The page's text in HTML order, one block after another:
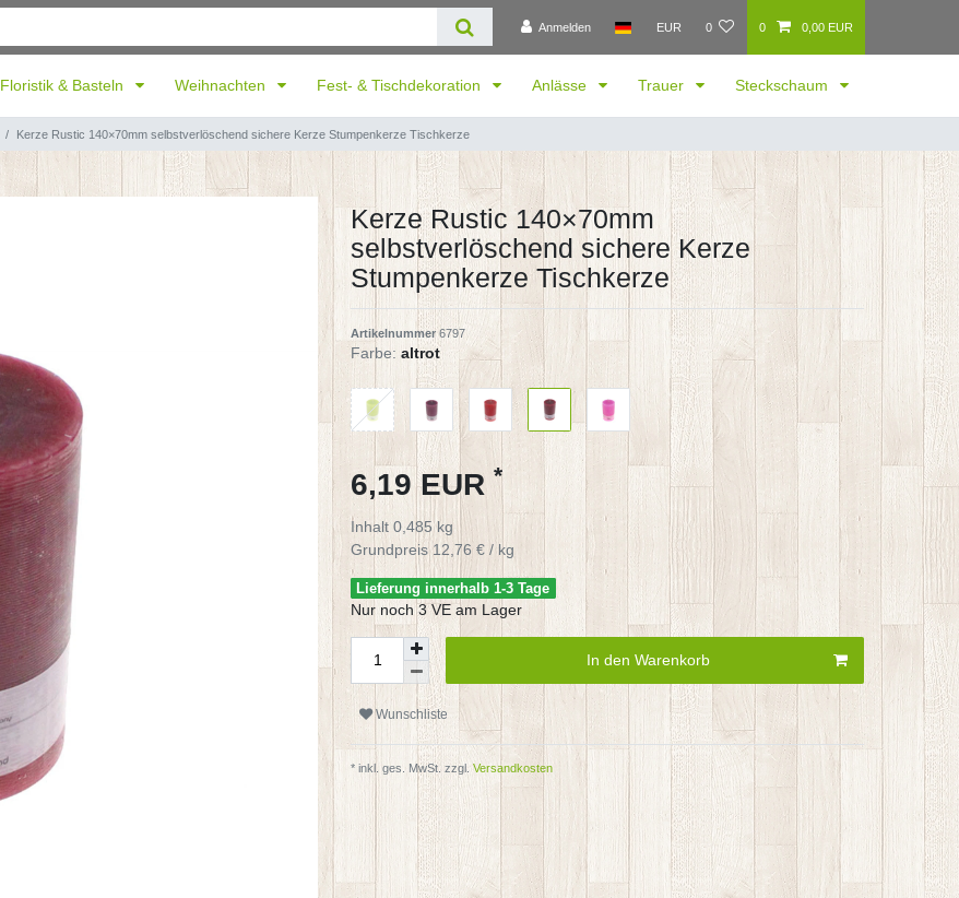
Anmelden EUR 0 0 0,00 EUR
Floristik & Basteln Weihnachten Fest- & Tischdekoration Anlässe Trauer Steckschaum
Kerze Rustic 140×70mm selbstverlöschend sichere Kerze Stumpenkerze Tischkerze
Kerze Rustic 140×70mm
selbstverlöschend sichere Kerze
Stumpenkerze Tischkerze
Artikelnummer 6797
Farbe: altrot
6,19 EUR *
Inhalt 0,485kg
Grundpreis 12,76 € / kg
Lieferung innerhalb 1-3 Tage
Nur noch 3 VE am Lager
In den Warenkorb
Wunschliste
* inkl. ges. MwSt. zzgl. Versandkosten